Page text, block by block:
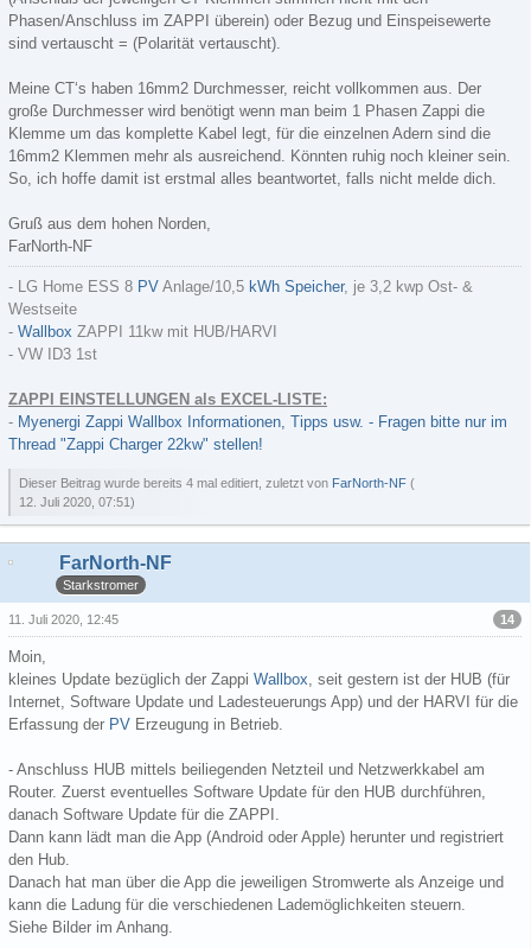
Phasen/Anschluss im ZAPPI überein) oder Bezug und Einspeisewerte
sind vertauscht = (Polarität vertauscht).
Meine CT‘s haben 16mm2 Durchmesser, reicht vollkommen aus. Der
große Durchmesser wird benötigt wenn man beim 1 Phasen Zappi die
Klemme um das komplette Kabel legt, für die einzelnen Adern sind die
16mm2 Klemmen mehr als ausreichend. Könnten ruhig noch kleiner sein.
So, ich hoffe damit ist erstmal alles beantwortet, falls nicht melde dich.
Gruß aus dem hohen Norden,
FarNorth-NF
- LG Home ESS 8 PV Anlage/10,5 kWh Speicher, je 3,2 kwp Ost- &
Westseite
- Wallbox ZAPPI 11kw mit HUB/HARVI
- VW ID3 1st
ZAPPI EINSTELLUNGEN als EXCEL-LISTE:
- Myenergi Zappi Wallbox Informationen, Tipps usw. - Fragen bitte nur im
Thread "Zappi Charger 22kw" stellen!
Dieser Beitrag wurde bereits 4 mal editiert, zuletzt von FarNorth-NF (
12. Juli 2020, 07:51)
FarNorth-NF
Starkstromer
14
11. Juli 2020, 12:45
Moin,
kleines Update bezüglich der Zappi Wallbox, seit gestern ist der HUB (für
Internet, Software Update und Ladesteuerungs App) und der HARVI für die
Erfassung der PV Erzeugung in Betrieb.
- Anschluss HUB mittels beiliegenden Netzteil und Netzwerkkabel am
Router. Zuerst eventuelles Software Update für den HUB durchführen,
danach Software Update für die ZAPPI.
Dann kann lädt man die App (Android oder Apple) herunter und registriert
den Hub.
Danach hat man über die App die jeweiligen Stromwerte als Anzeige und
kann die Ladung für die verschiedenen Lademöglichkeiten steuern.
Siehe Bilder im Anhang.